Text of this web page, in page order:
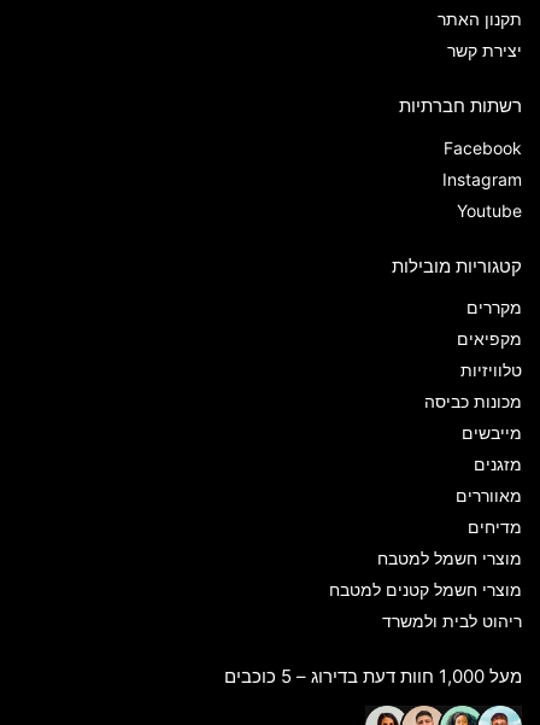
תקנון האתר
יצירת קשר
רשתות חברתיות
Facebook
Instagram
Youtube
קטגוריות מובילות
מקררים
מקפיאים
טלוויזיות
מכונות כביסה
מייבשים
מזגנים
מאווררים
מדיחים
מוצרי חשמל למטבח
מוצרי חשמל קטנים למטבח
ריהוט לבית ולמשרד
מעל 1,000 חוות דעת בדירוג – 5 כוכבים